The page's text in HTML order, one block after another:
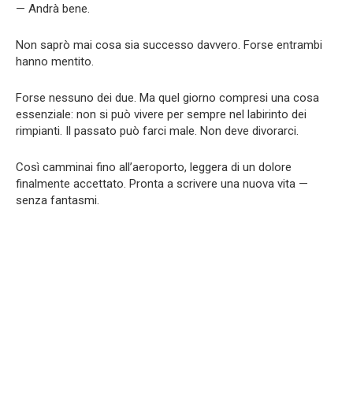
— Andrà bene.
Non saprò mai cosa sia successo davvero. Forse entrambi
hanno mentito.
Forse nessuno dei due. Ma quel giorno compresi una cosa
essenziale: non si può vivere per sempre nel labirinto dei
rimpianti. Il passato può farci male. Non deve divorarci.
Così camminai fino all’aeroporto, leggera di un dolore
finalmente accettato. Pronta a scrivere una nuova vita —
senza fantasmi.